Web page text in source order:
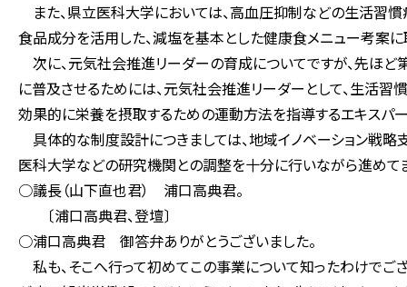
また、県立医科大学においては、高血圧抑制などの生活習
食品成分を活用した、減塩を基本とした健康食メニュー考案に
次に、元気社会推進リーダーの育成についてですが、先ほ
に普及させるためには、元気社会推進リーダーとして、生活
効果的に栄養を摂取するための運動方法を指導するエキスパ
具体的な制度設計につきましては、地域イノベーション戦
医科大学などの研究機関との調整を十分に行いながら進めて
○議長（山下直也君） 浦口高典君。
〔浦口高典君、登壇〕
○浦口高典君 御答弁ありがとうございました。
私も、そこへ行って初めてこの事業について知ったわけでご